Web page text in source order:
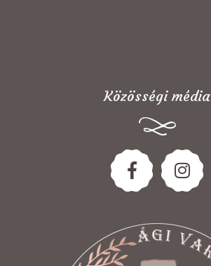
Közösségi média